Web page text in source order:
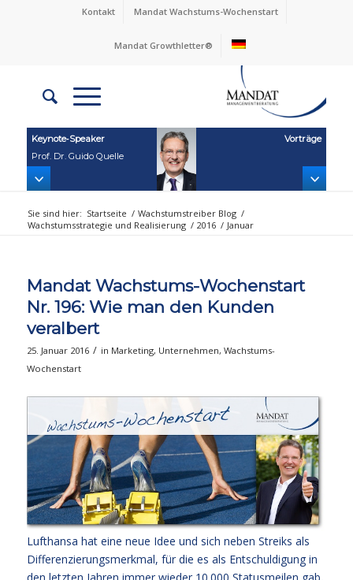
Kontakt Mandat Wachstums-Wochenstart
Mandat Growthletter®
Keynote‑Speaker
Prof. Dr. Guido Quelle
Vorträge
Sie sind hier: Startseite / Wachstumstreiber Blog /
Wachstumsstrategie und Realisierung / 2016 / Januar
Mandat Wachstums-Wochenstart
Nr. 196: Wie man den Kunden
veralbert
25. Januar 2016 / in Marketing, Unternehmen, Wachstums-
Wochenstart
Lufthansa hat eine neue Idee und sich neben Streiks als
Differenzierungsmerkmal, für die es als Entschuldigung in
den letzten Jahren immer wieder 10.000 Statusmeilen gab,